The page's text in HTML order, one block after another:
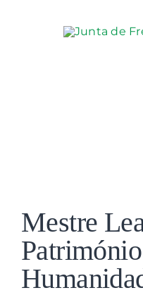
Larger
Image
Mestre